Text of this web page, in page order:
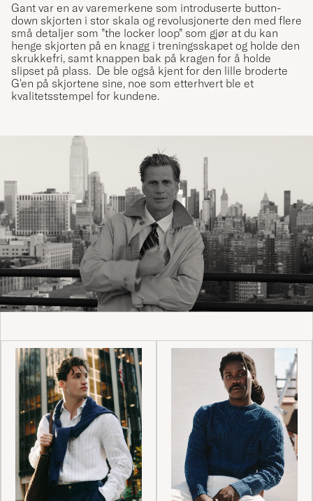
Gant var en av varemerkene som introduserte button-
down skjorten i stor skala og revolusjonerte den med flere
små detaljer som ”the locker loop” som gjør at du kan
henge skjorten på en knagg i treningsskapet og holde den
skrukkefri, samt knappen bak på kragen for å holde
slipset på plass. De ble også kjent for den lille broderte
G'en på skjortene sine, noe som etterhvert ble et
kvalitetsstempel for kundene.